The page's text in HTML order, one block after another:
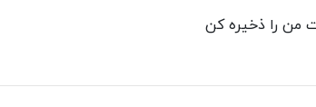
من را ذخیره کن